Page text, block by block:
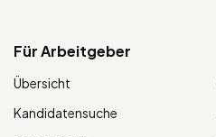
Für Arbeitgeber
Übersicht
Kandidatensuche